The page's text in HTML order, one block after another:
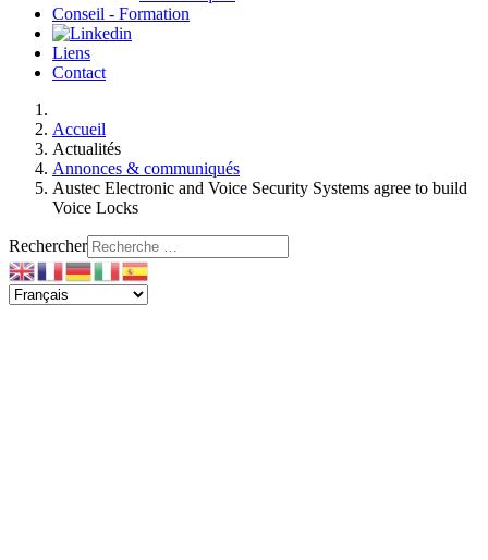
Conseil - Formation
Liens
Contact
Accueil
Actualités
Annonces & communiqués
Austec Electronic and Voice Security Systems agree to build
Voice Locks
Rechercher